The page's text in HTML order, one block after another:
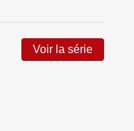
Voir la série